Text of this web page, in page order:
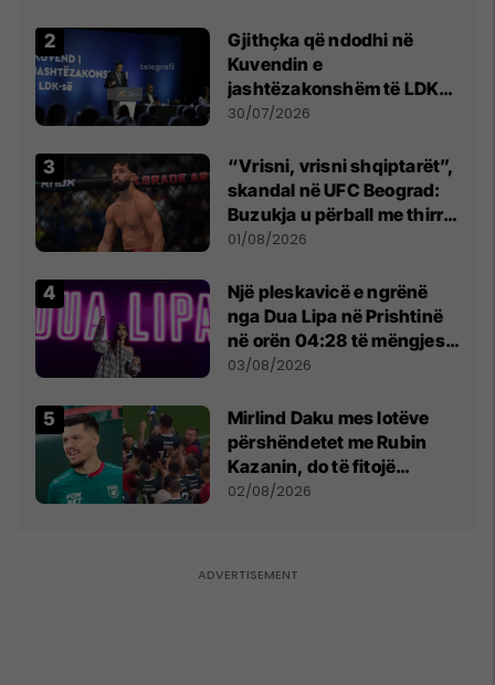
Gjithçka që ndodhi në
Kuvendin e
jashtëzakonshëm të LDK-
së
30/07/2026
“Vrisni, vrisni shqiptarët”,
skandal në UFC Beograd:
Buzukja u përball me thirrje
anti-shqiptare nga
01/08/2026
Një pleskavicë e ngrënë
nga Dua Lipa në Prishtinë
në orën 04:28 të mëngjesit
- dhe bota digjitale serbe
03/08/2026
Mirlind Daku mes lotëve
përshëndetet me Rubin
Kazanin, do të fitojë
miliona te Spartak Moska
02/08/2026